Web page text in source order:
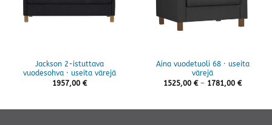
Jackson 2-istuttava
vuodesohva · useita värejä
1957,00 €
Aina vuodetuoli 68 · useita
värejä
1525,00 € – 1781,00 €